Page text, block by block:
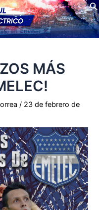
MÁS
/ 23 de febrero de